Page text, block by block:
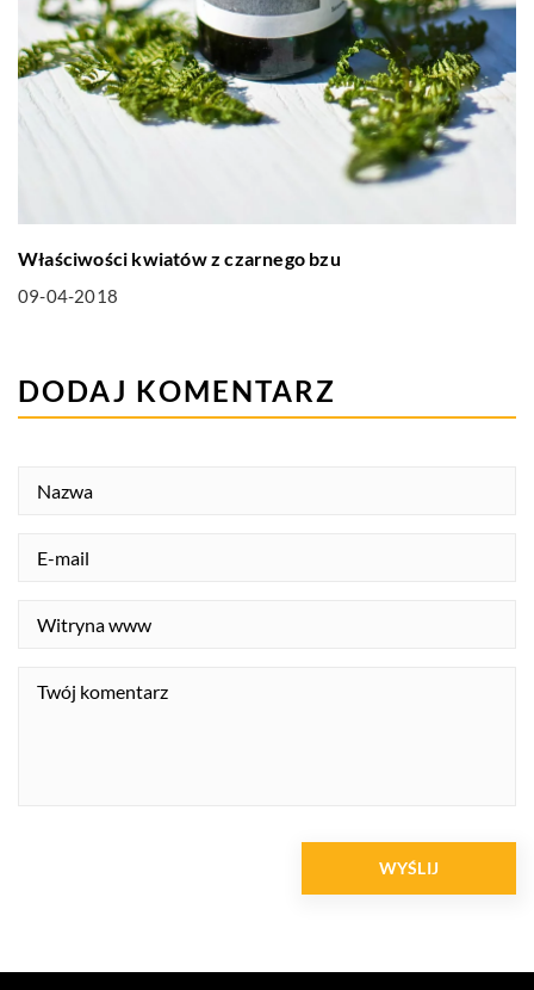
Właściwości kwiatów z czarnego bzu
09-04-2018
DODAJ KOMENTARZ